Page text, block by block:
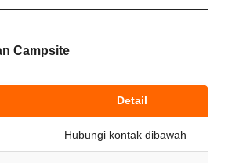
Campsite
Detail
Hubungi kontak dibawah